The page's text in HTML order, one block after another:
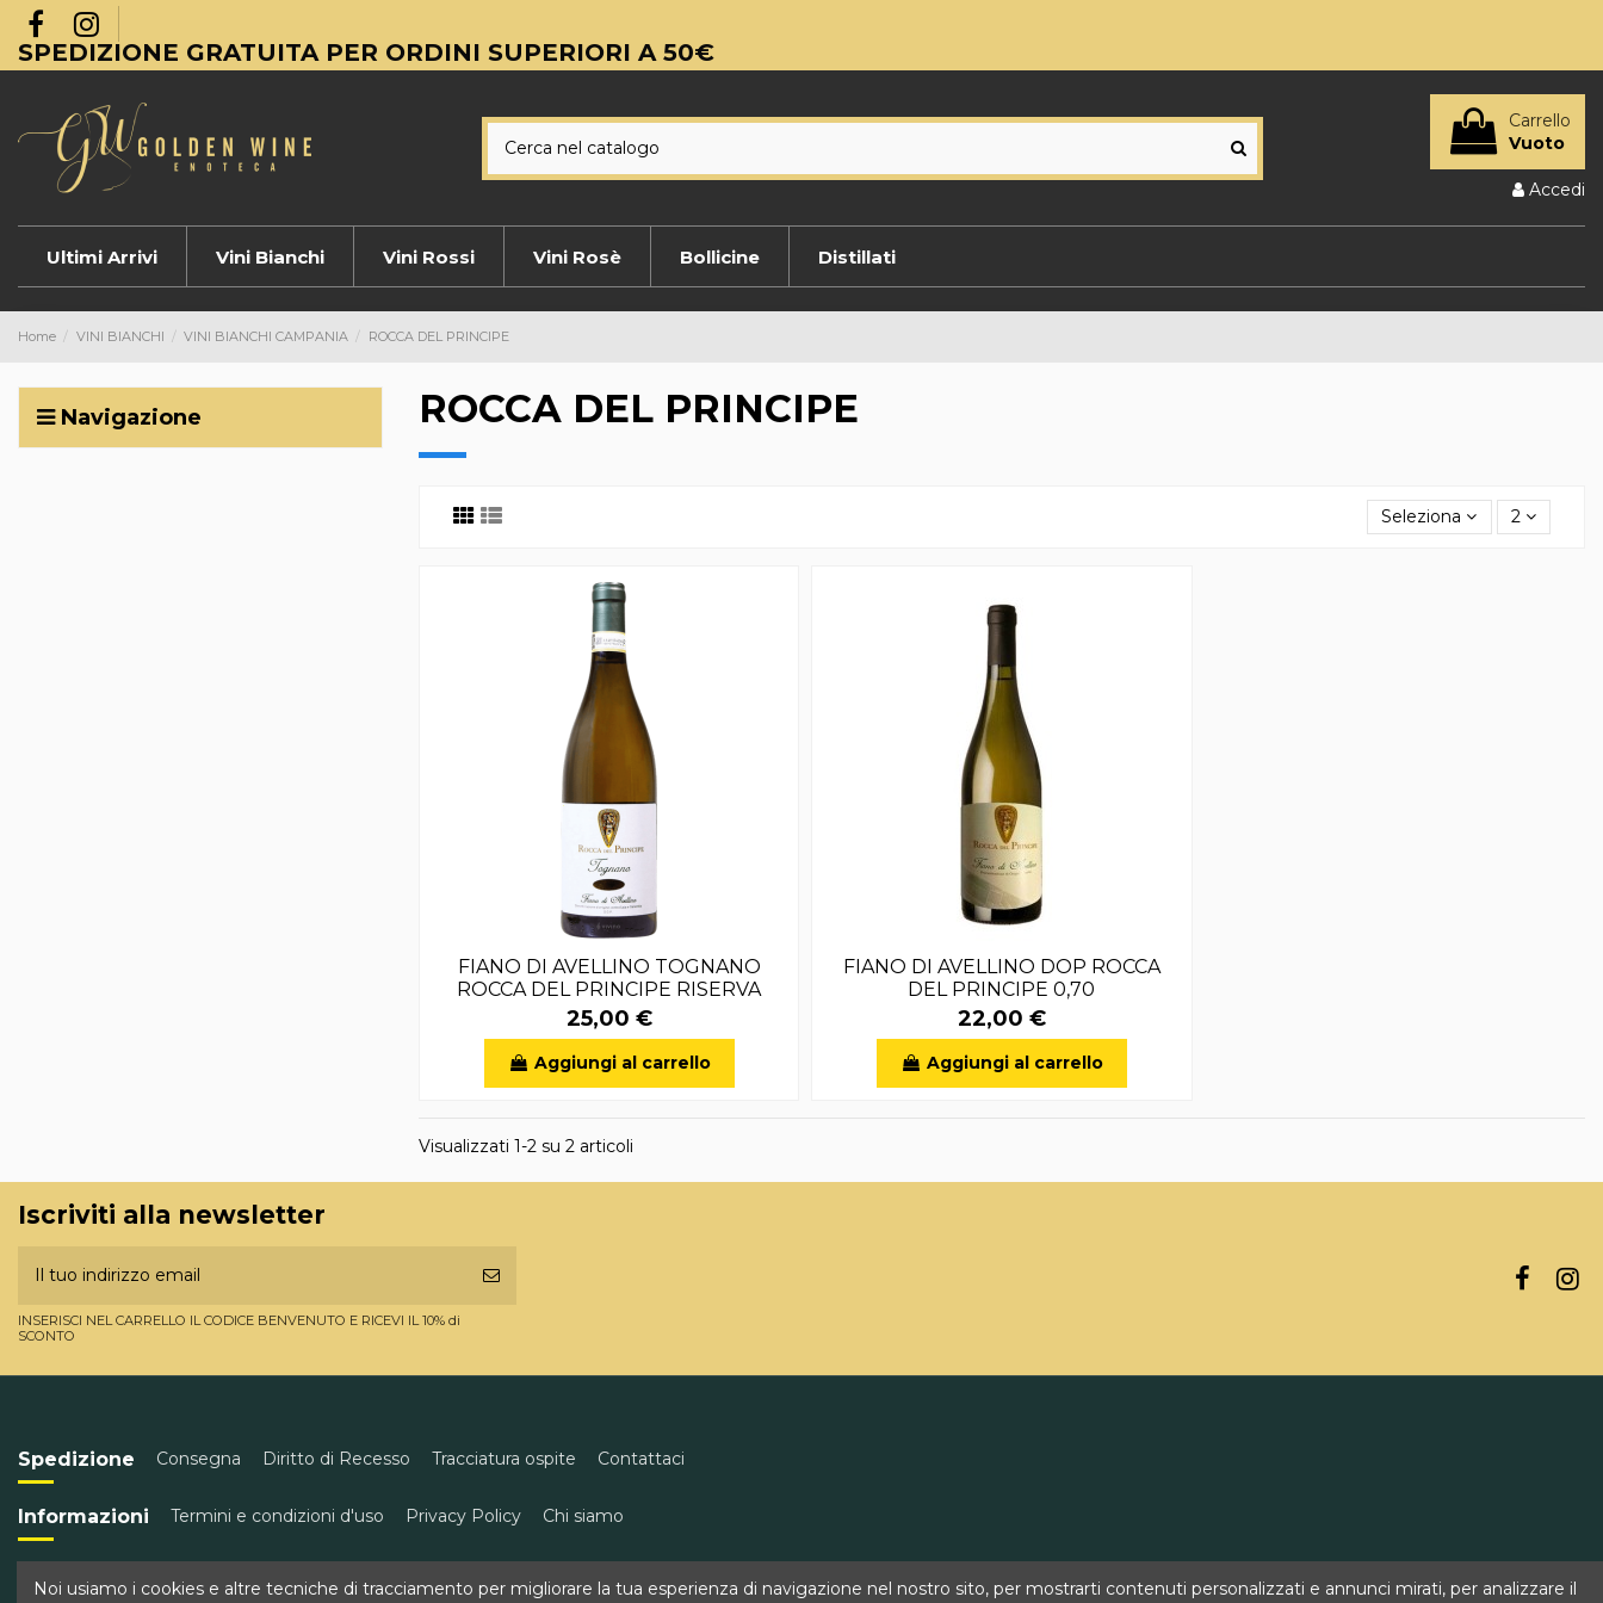
SPEDIZIONE GRATUITA PER ORDINI SUPERIORI A 50€
Carrello
Vuoto
Accedi
Ultimi Arrivi Vini Bianchi Vini Rossi Vini Rosè Bollicine Distillati
Home VINI BIANCHI VINI BIANCHI CAMPANIA ROCCA DEL PRINCIPE
ROCCA DEL PRINCIPE
Seleziona 2
FIANO DI AVELLINO TOGNANO
ROCCA DEL PRINCIPE RISERVA
25,00 €
Aggiungi al carrello
FIANO DI AVELLINO DOP ROCCA
DEL PRINCIPE 0,70
22,00 €
Aggiungi al carrello
Visualizzati 1-2 su 2 articoli
Navigazione
Iscriviti alla newsletter
INSERISCI NEL CARRELLO IL CODICE BENVENUTO E RICEVI IL 10% di
SCONTO
Spedizione Consegna Diritto di Recesso Tracciatura ospite Contattaci
Informazioni Termini e condizioni d'uso Privacy Policy Chi siamo
Noi usiamo i cookies e altre tecniche di tracciamento per migliorare la tua esperienza di navigazione nel nostro sito, per mostrarti contenuti personalizzati e annunci mirati, per analizzare il